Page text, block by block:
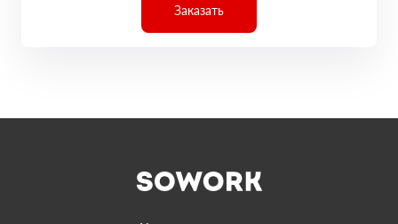
Заказать